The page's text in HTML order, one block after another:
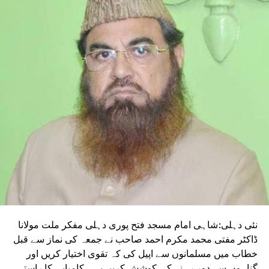
انہیں مناسب متبادل انتظامات کے بغیر بے گھر
کیا جا رہا ہے۔ خاندانوں کو بحران کا سامنا ہے۔
AFTER TAKING ACTION AGAINST ILLEGAL CONSTRUCTIONS IN
NEHRU COLONY SITUATED ON GOVERNMENT LAND
کے فیکلٹی رکن ممتازڈاکٹر امن چودھری’ ڈینٹل
انعام سے سرفراز
DON'T MISS
واٹس ایپ پر بھتہ خوری کی دھمکیاں دینے والے2 ملزمین
گرفتار
نئی دہلی:شاہی امام مسجد فتح پوری دہلی مفکر ملت مولانا
ڈاکٹر مفتی محمد مکرم احمد صاحب نے جمعہ کی نماز سے قبل
خطاب میں مسلمانوں سے اپیل کی کہ تقوی اختیار کریں اور